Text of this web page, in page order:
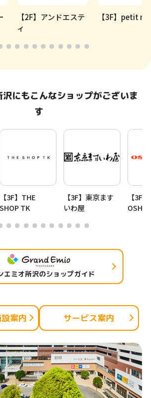
【2F】アンドエステ
ィ
【3F】petit
にもこんなショップがございま
す
【3F】THE
SHOP TK
【3F】東京ます
いわ屋
【3F】
エミオ所沢のショップガイド
案内 サービス案内